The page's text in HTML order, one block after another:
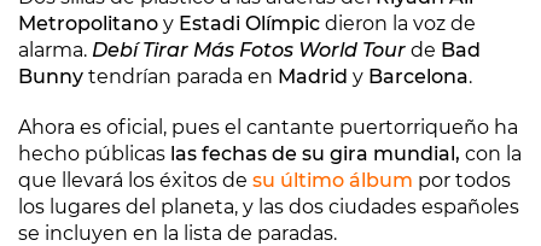
Metropolitano y Estadi Olímpic dieron la voz de
alarma. Debí Tirar Más Fotos World Tour de Bad
Bunny tendrían parada en Madrid y Barcelona.
Ahora es oficial, pues el cantante puertorriqueño ha
hecho públicas las fechas de su gira mundial, con la
que llevará los éxitos de su último álbum por todos
los lugares del planeta, y las dos ciudades españoles
se incluyen en la lista de paradas.